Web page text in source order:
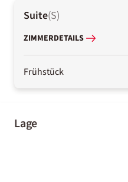
Suite(S)
ZIMMERDETAILS
Frühstück
Lage